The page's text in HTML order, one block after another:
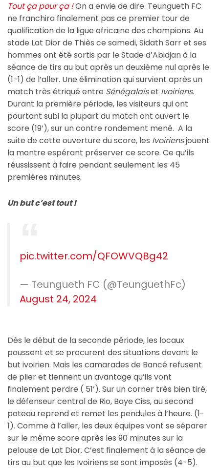
Tout ça pour ça !On a envie de dire. Teungueth FC
ne franchira finalement pas ce premier tour de
qualification de la ligue africaine des champions. Au
stade Lat Dior de Thiès ce samedi, Sidath Sarr et ses
hommes ont été sortis par le Stade d’Abidjan à la
séance de tirs au but après un deuxième nul après le
(1-1) de l’aller. Une élimination qui survient après un
match très étriqué entre Sénégalaiset Ivoiriens.
Durant la première période, les visiteurs qui ont
pourtant subi la plupart du match ont ouvert le
score (19’), sur un contre rondement mené. A la
suite de cette ouverture du score, les Ivoiriensjouent
la montre espérant préserver ce score. Ce qu’ils
réussissent à faire pendant seulement les 45
premières minutes.
Un but c’est tout !
pic.twitter.com/QFOWVQBg42
— Teungueth FC (@TeunguethFc)
August 24, 2024
Dès le début de la seconde période, les locaux
poussent et se procurent des situations devant le
but ivoirien. Mais les camarades de Bancé refusent
de plier et tiennent un avantage qu’ils vont
finalement perdre ( 51’). Sur un corner très bien tiré,
le défenseur central de Rio, Baye Ciss, au second
poteau reprend et remet les pendules à l’heure. (1-
1). Comme à l’aller, les deux équipes vont se séparer
sur le même score après les 90 minutes sur la
pelouse de Lat Dior. C’est finalement à la séance de
tirs au but que les Ivoiriens se sont imposés (4-5).